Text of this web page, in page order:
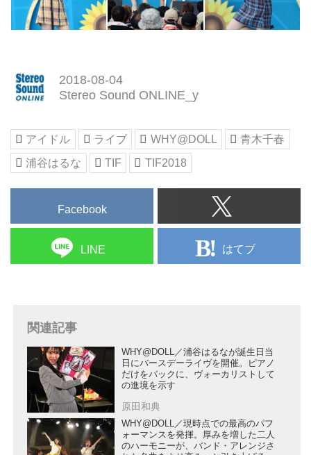
2018-08-04
Stereo Sound ONLINE_y
アイドル ライブ WHY@DOLL
青木千春
浦谷はるな
TIF TIF2018
Facebook
LINE はてブ
関連記事
WHY@DOLL／浦谷はるなが誕生日当
日にバースデーライヴを開催。ピアノ
だけをバックに、ヴォーカリストして
の進境を示す
原田和典
WHY@DOLL／現時点での最高のパフ
ォーマンスを発揮。厚みを増した二人
のハーモニーが、バンド・アレンジさ